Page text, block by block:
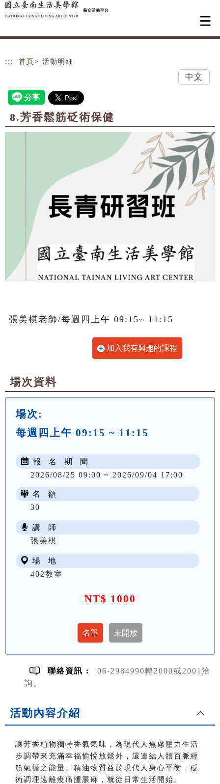
跳到主要內容
網站導覽
::: 首頁 > 活動明細
中文
8.芳香鬆筋砭術保健
張美棋老師/每週四上午 09:15~ 11:15
加入我有興趣的課程
場次資料
場次:
每週四上午 09:15 ~ 11:15
NT$ 1000
報 名 期 間
2026/08/25 09:00 ~ 2026/09/04 17:00
名 額
30
講 師
張美棋
場 地
402教室
聯絡資訊 :
06-2984990轉2000或2001洽
詢。
活動內容介紹
讓芳香植物獨特香氣氣味，為現代人焦慮壓力生活
步調帶來充滿幸福愉悅放鬆外，還連結人體百脈經
筋氣循之能量。精油物質益於現代人身心平衡，砭
術調理遠離痠痛腫脹麻，就從日常生活開始。